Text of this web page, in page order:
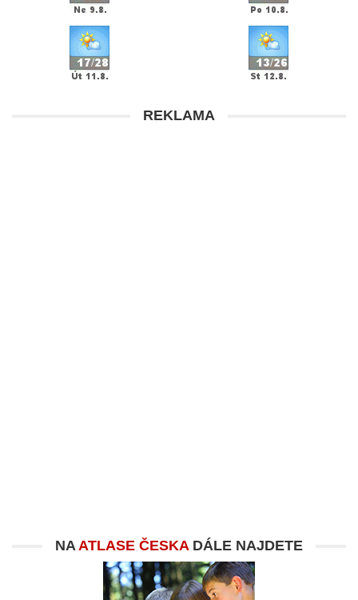
REKLAMA
NAATLASE ČESKADÁLE NAJDETE